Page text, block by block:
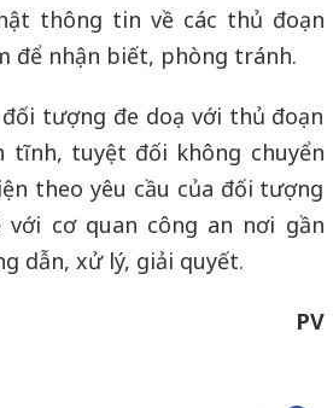
thông tin về các thủ đoạn
để nhận biết, phòng tránh.
tượng đe doạ với thủ đoạn
tĩnh, tuyệt đối không chuyển
theo yêu cầu của đối tượng
cơ quan công an nơi gần
dẫn, xử lý, giải quyết.
PV